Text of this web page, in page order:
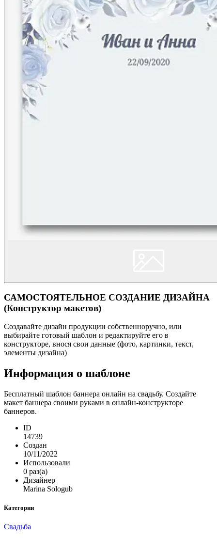
САМОСТОЯТЕЛЬНОЕ СОЗДАНИЕ ДИЗАЙНА
(Конструктор макетов)
Создавайте дизайн продукции собственноручно, или
выбирайте готовый шаблон и редактируйте его в
конструкторе, внося свои данные (фото, картинки, текст,
элементы дизайна)
Информация о шаблоне
Бесплатный шаблон баннера онлайн на свадьбу. Создайте
макет баннера своими руками в онлайн-конструкторе
баннеров.
ID
14739
Создан
10/11/2022
Использовали
0 раз(а)
Дизайнер
Marina Sologub
Категории
Свадьба